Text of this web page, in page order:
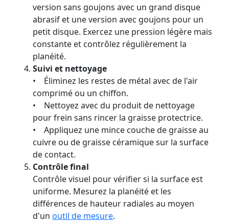
version sans goujons avec un grand disque
abrasif et une version avec goujons pour un
petit disque. Exercez une pression légère mais
constante et contrôlez régulièrement la
planéité.
Suivi et nettoyage
• Éliminez les restes de métal avec de l'air
comprimé ou un chiffon.
• Nettoyez avec du produit de nettoyage
pour frein sans rincer la graisse protectrice.
• Appliquez une mince couche de graisse au
cuivre ou de graisse céramique sur la surface
de contact.
Contrôle final
Contrôle visuel pour vérifier si la surface est
uniforme. Mesurez la planéité et les
différences de hauteur radiales au moyen
d'un outil de mesure.